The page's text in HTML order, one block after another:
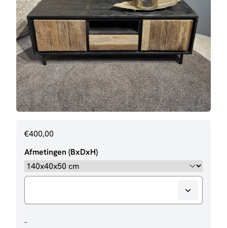
€400,00
Afmetingen (BxDxH)
-TV-